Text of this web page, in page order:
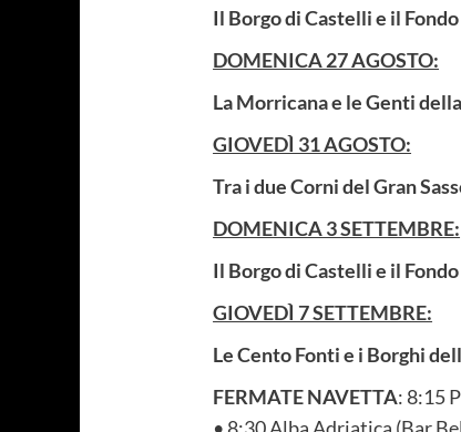
Il Borgo di Castelli e il
DOMENICA 27 AGOSTO:
La Morricana e le Genti
GIOVEDÌ 31 AGOSTO:
Tra i due Corni del Gran
DOMENICA 3 SETTEMBRE:
Il Borgo di Castelli e il
GIOVEDÌ 7 SETTEMBRE:
Le Cento Fonti e i Borghi
FERMATE NAVETTA: 8:15